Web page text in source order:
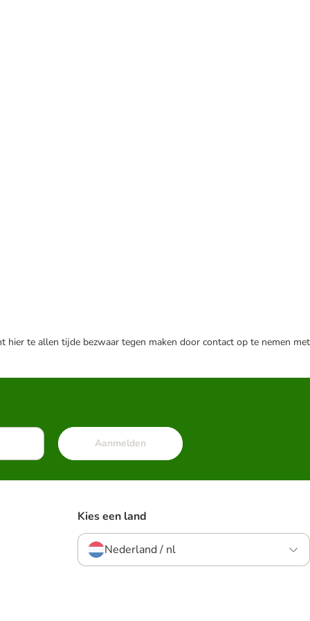
te allen tijde bezwaar tegen maken door contact op te nemen met
Aanmelden
Kies een land
Nederland / nl